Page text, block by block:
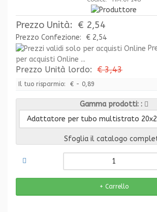
Prezzo Unità: € 2,54
Prezzo Confezione:
€ 2,54
per acquisti Online ...
Prezzo Unità lordo: € 3,43
Il tuo risparmio: € - 0,89
Gamma prodotti:
Sfoglia il catalogo